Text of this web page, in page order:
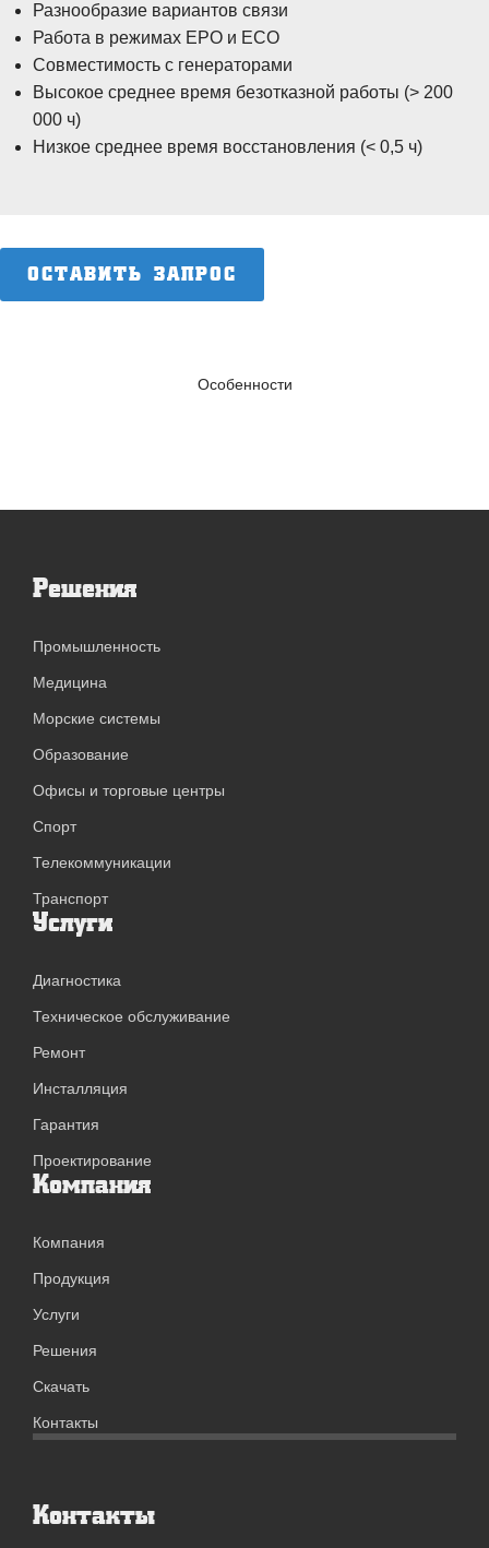
Разнообразие вариантов связи
Работа в режимах EPO и ECO
Совместимость с генераторами
Высокое среднее время безотказной работы (> 200
000 ч)
Низкое среднее время восстановления (< 0,5 ч)
ОСТАВИТЬ ЗАПРОС
Особенности
Решения
Промышленность
Медицина
Морские системы
Образование
Офисы и торговые центры
Спорт
Телекоммуникации
Транспорт
Услуги
Диагностика
Техническое обслуживание
Ремонт
Инсталляция
Гарантия
Проектирование
Компания
Компания
Продукция
Услуги
Решения
Скачать
Контакты
Контакты